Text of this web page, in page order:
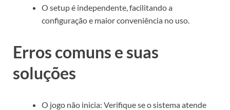
O setup é independente, facilitando a
configuração e maior conveniência no uso.
Erros comuns e suas
soluções
O jogo não inicia: Verifique se o sistema atende